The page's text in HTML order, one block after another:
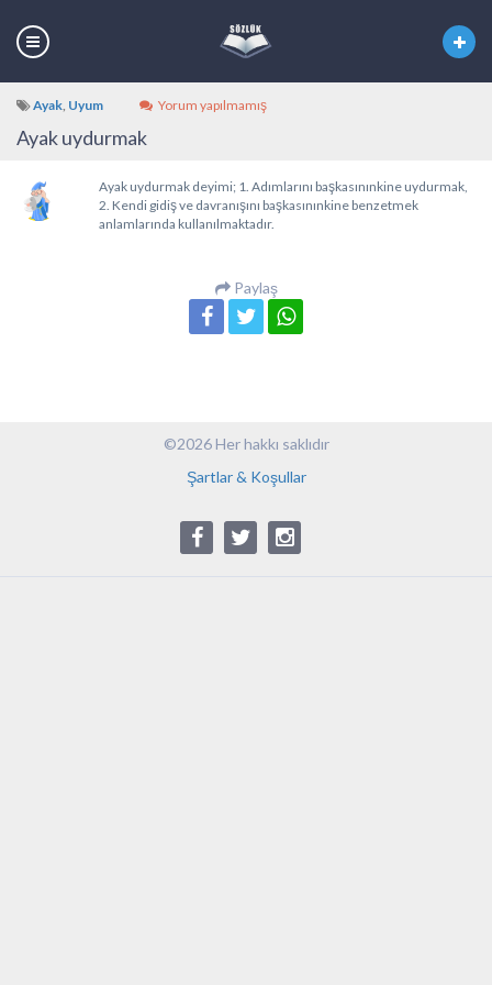
Ayak, Uyum Yorum yapılmamış
Ayak uydurmak
Ayak uydurmak deyimi; 1. Adımlarını başkasınınkine uydurmak,
2. Kendi gidiş ve davranışını başkasınınkine benzetmek
anlamlarında kullanılmaktadır.
Paylaş
©2026 Her hakkı saklıdır
Şartlar & Koşullar